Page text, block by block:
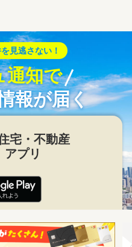
見逃さない！
通知で
報が届く
宅・不動産
アプリ